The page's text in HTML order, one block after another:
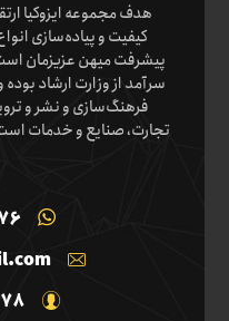
هدف مجموعه ایزوکیا
کیفیت و پیاده‌سازی
پیشرفت میهن عزیزمان
سرآمد از وزارت ارشاد
فرهنگ‌سازی و نشر و
تجارت، صنایع و خدمات